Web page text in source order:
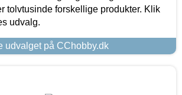
tolvtusinde forskellige produkter. Klik
udvalg.
udvalget på CChobby.dk